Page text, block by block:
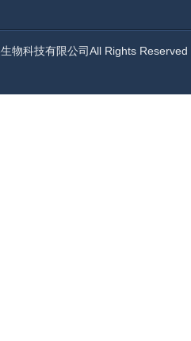
生物科技有限公司All Rights